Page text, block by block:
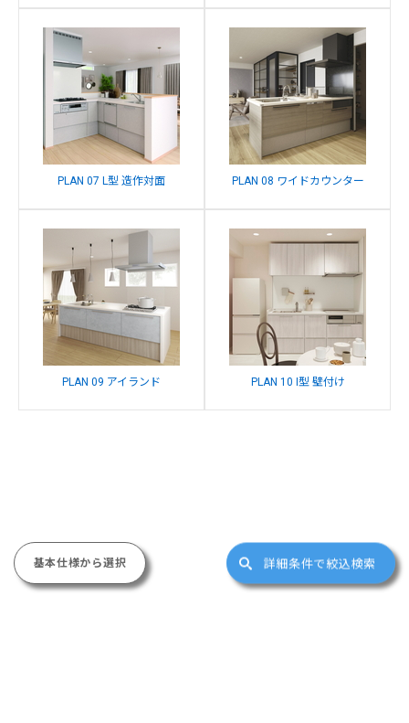
PLAN 07 L型 造作対面 PLAN 08 ワイドカウンター
PLAN 09 アイランド PLAN 10 I型 壁付け
基本仕様から選択 詳細条件で絞込検索